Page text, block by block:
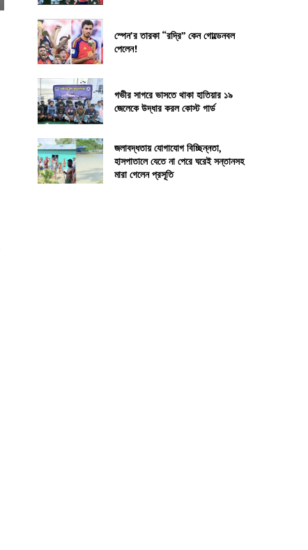
স্পেন’র তারকা “রদ্রি” কেন গোল্ডেনবল
পেলেন!
গভীর সাগরে ভাসতে থাকা হাতিয়ার ১৯
জেলেকে উদ্ধার করল কোস্ট গার্ড
জলাবদ্ধতায় যোগাযোগ বিচ্ছিন্নতা,
হাসপাতালে যেতে না পেরে ঘরেই সন্তানসহ
মারা গেলেন প্রসূতি